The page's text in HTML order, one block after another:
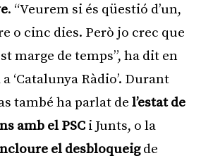
. “Veurem si és qüestió d’un,
o cinc dies. Però jo crec que
marge de temps”, ha dit en
‘Catalunya Ràdio’. Durant
també ha parlat de l’estat de
amb el PSC i Junts, o la
el desbloqueigde